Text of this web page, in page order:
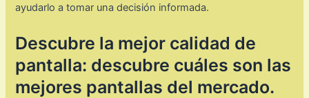
ayudarlo a tomar una decisión informada.
Descubre la mejor calidad de
pantalla: descubre cuáles son las
mejores pantallas del mercado.